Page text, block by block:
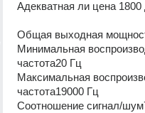
Адекватная ли цена
Общая выходная
Минимальная
частота20 Гц
Максимальная
частота19000 Гц
Соотношение сигнал/